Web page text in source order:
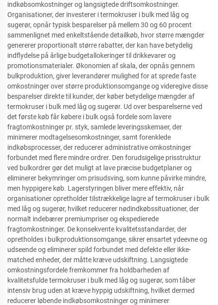
indkøbsomkostninger og langsigtede driftsomkostninger.
Organisationer, der investerer i termokruser i bulk med låg og
sugerør, opnår typisk besparelser på mellem 30 og 60 procent
sammenlignet med enkeltstående detailkøb, hvor større mængder
genererer proportionalt større rabatter, der kan have betydelig
indflydelse på årlige budgetallokeringer til drikkevarer og
promotionsmaterialer. Økonomien af skala, der opnås gennem
bulkproduktion, giver leverandører mulighed for at sprede faste
omkostninger over større produktionsomgange og videregive disse
besparelser direkte til kunder, der køber betydelige mængder af
termokruser i bulk med låg og sugerør. Ud over besparelserne ved
det første køb får købere i bulk også fordele som lavere
fragtomkostninger pr. styk, samlede leveringsskemaer, der
minimerer modtagelsesomkostninger, samt forenklede
indkøbsprocesser, der reducerer administrative omkostninger
forbundet med flere mindre ordrer. Den forudsigelige prisstruktur
ved bulkordrer gør det muligt at lave præcise budgetplaner og
eliminerer bekymringer om prisudsving, som kunne påvirke mindre,
men hyppigere køb. Lagerstyringen bliver mere effektiv, når
organisationer opretholder tilstrækkelige lagre af termokruser i bulk
med låg og sugerør, hvilket reducerer nødindkøbssituationer, der
normalt indebærer premiumpriser og ekspedierede
fragtomkostninger. De konsekvente kvalitetsstandarder, der
opretholdes i bulkproduktionsomgange, sikrer ensartet ydeevne og
udseende og eliminerer spild forbundet med defekte eller ikke-
matched enheder, der måtte kræve udskiftning. Langsigtede
omkostningsfordele fremkommer fra holdbarheden af
kvalitetsfulde termokruser i bulk med låg og sugerør, som tåber
intensiv brug uden at kræve hyppig udskiftning, hvilket dermed
reducerer løbende indkøbsomkostninger og minimerer